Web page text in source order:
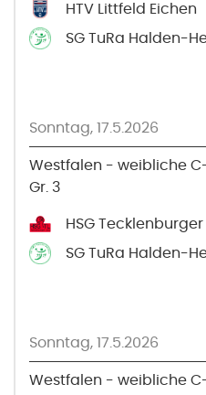
HTV Littfeld Eichen
SG TuRa Halden-
Sonntag, 17.5.2026
Westfalen - weibliche
Gr. 3
HSG Tecklenburger
SG TuRa Halden-
Sonntag, 17.5.2026
Westfalen - weibliche